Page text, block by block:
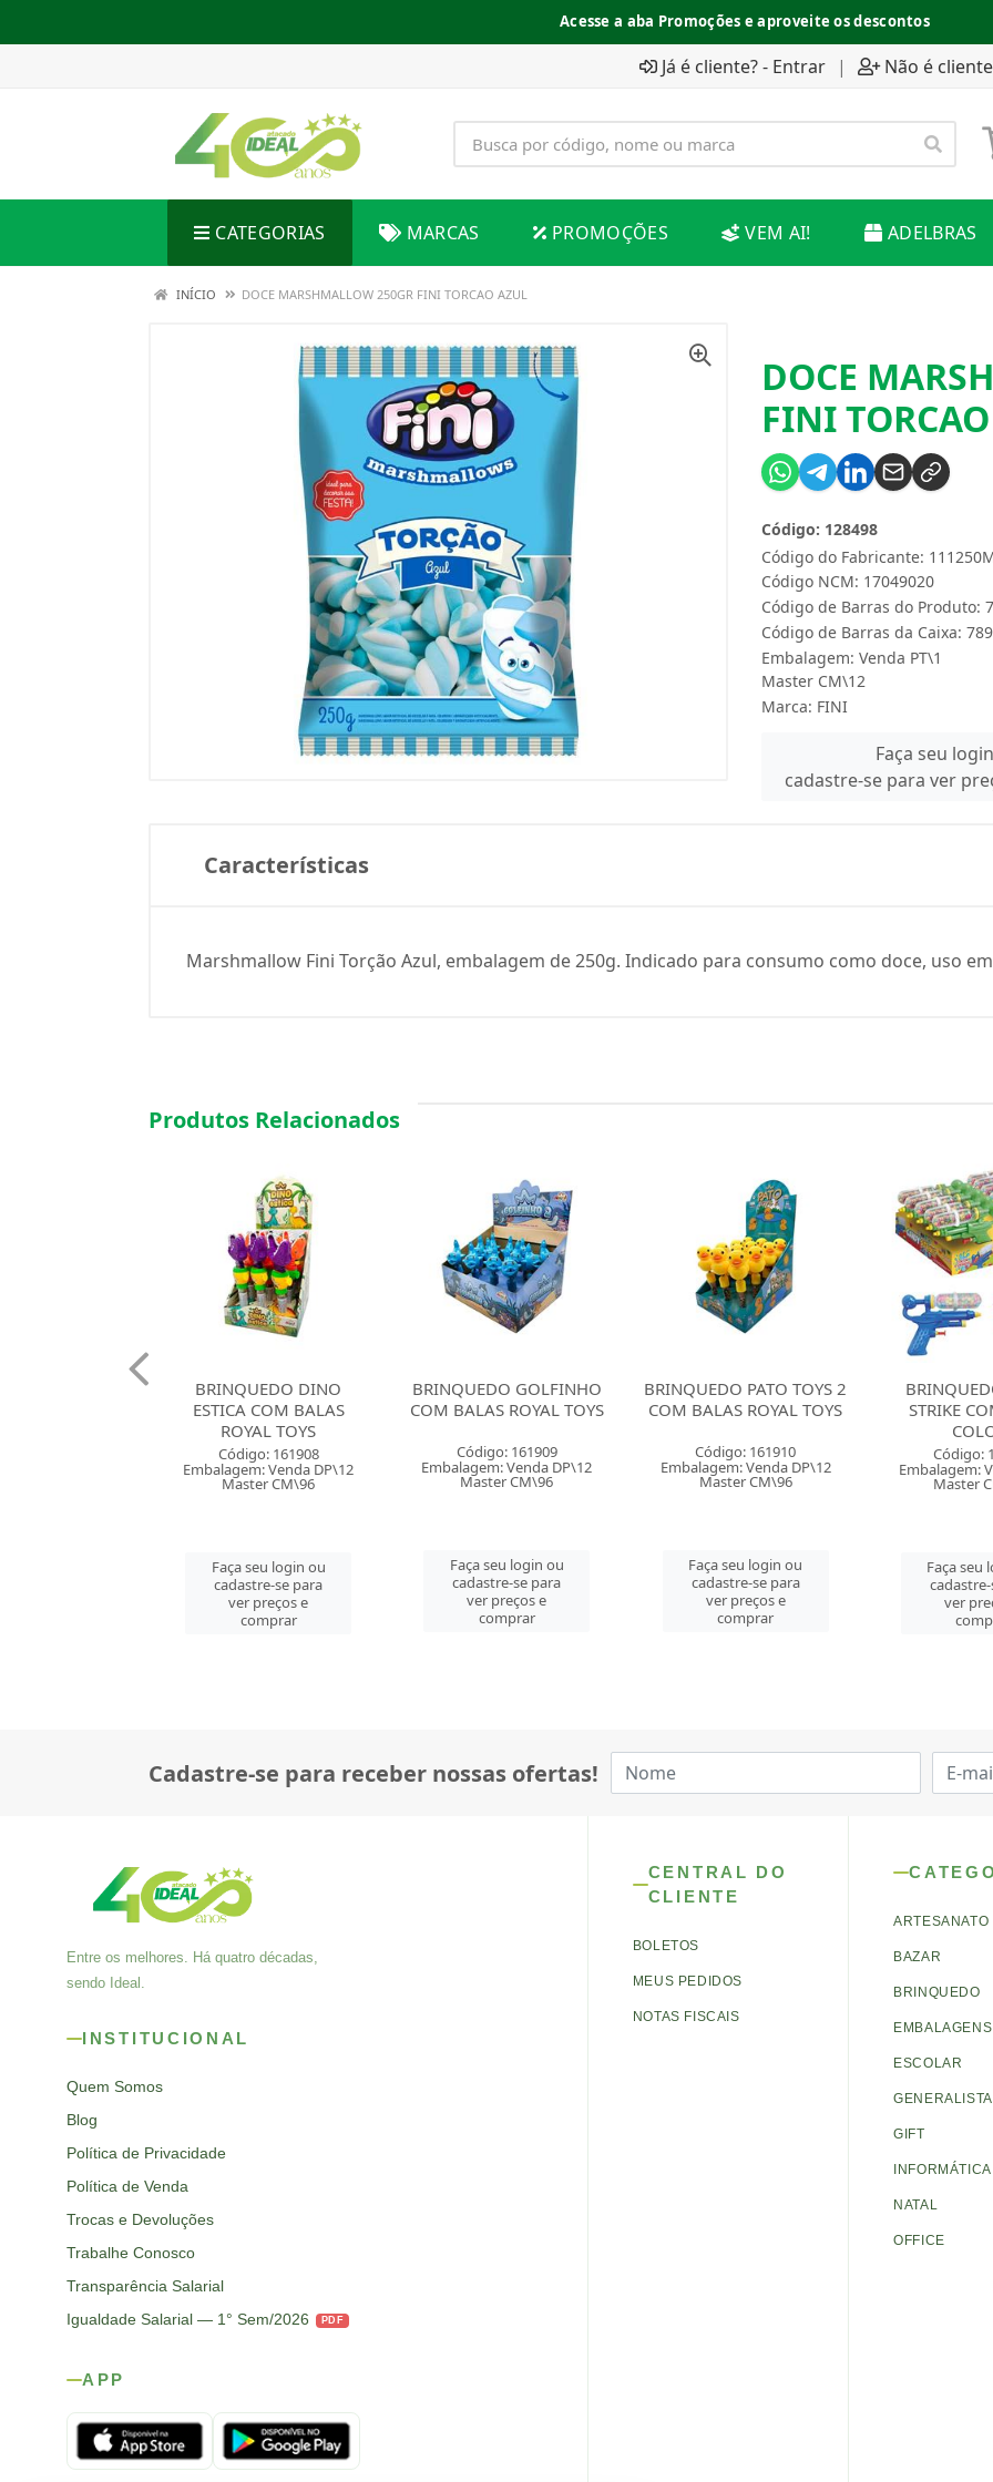
Acesse a aba Promoções e aproveite os descontos
Já é cliente? - Entrar | Não é
CATEGORIAS MARCAS PROMOÇÕES VEM AI! ADELBRAS
INÍCIO DOCE MARSHMALLOW 250GR FINI TORCAO AZUL
DOCE
FINI
Código do Fabricante:
Código: 128498
Código NCM: 17049020
Código de Barras do Produto:
Código de Barras da Caixa:
Embalagem: Venda PT\1
Master CM\12
Marca: FINI
Faça seu
cadastre-se para ver
Características
Marshmallow Fini Torção Azul, embalagem de 250g. Indicado para consumo como doce, uso
Produtos Relacionados
BRINQUEDO GOLFINHO
COM BALAS ROYAL TOYS
Código: 161909
Embalagem: Venda DP\12
Master CM\96
Faça seu login ou
cadastre-se para
ver preços e
comprar
BRINQUEDO PATO TOYS 2
COM BALAS ROYAL TOYS
Código: 161910
Embalagem: Venda DP\12
Master CM\96
Faça seu login ou
cadastre-se para
ver preços e
comprar
BRINQUEDO CANDY
STRIKE COM BALAS
Código: 162618
Embalagem: Venda DP\12
Master CM\144
Faça seu login ou
cadastre-se para
ver preços e
comprar
BALL
Código:
Embalagem:
Master
Faça seu
ver
Cadastre-se para receber nossas ofertas!
Entre os melhores. Há quatro décadas,
sendo Ideal.
INSTITUCIONAL
Quem Somos
Blog
Política de Privacidade
Política de Venda
Trocas e Devoluções
Trabalhe Conosco
Transparência Salarial
Igualdade Salarial — 1° Sem/2026
PDF
APP
CENTRAL DO
CLIENTE
BOLETOS
MEUS PEDIDOS
NOTAS FISCAIS
ARTESANATO
BAZAR
BRINQUEDO
ESCOLAR
GENERALISTA
GIFT
INFORMÁTICA
NATAL
OFFICE